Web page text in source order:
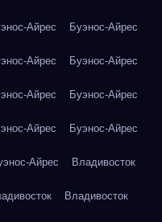
Айрес Буэнос-Айрес
Айрес Буэнос-Айрес
Айрес Буэнос-Айрес
Айрес Буэнос-Айрес
Айрес Владивосток
Владивосток